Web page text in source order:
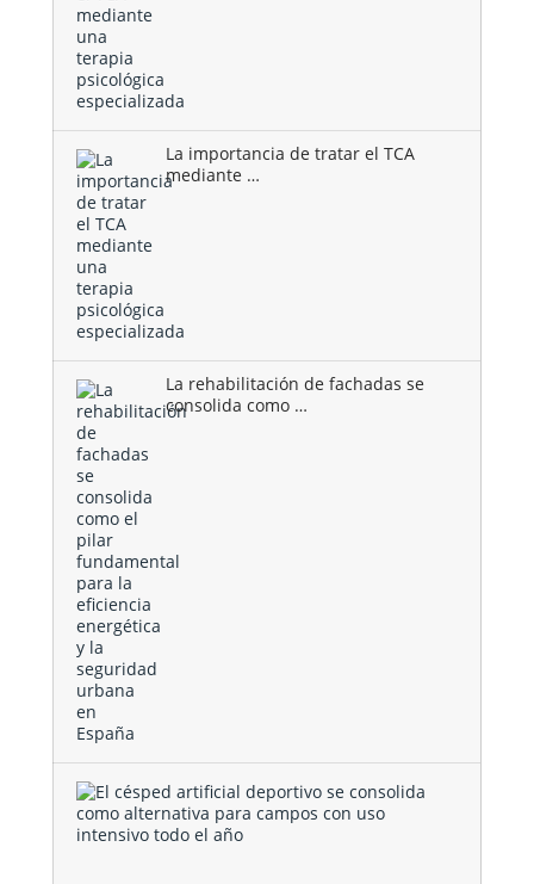
La importancia de tratar el TCA
mediante …
La rehabilitación de fachadas se
consolida como …